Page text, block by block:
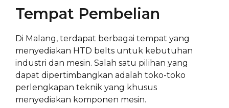
Tempat Pembelian
Di Malang, terdapat berbagai tempat yang
menyediakan HTD belts untuk kebutuhan
industri dan mesin. Salah satu pilihan yang
dapat dipertimbangkan adalah toko-toko
perlengkapan teknik yang khusus
menyediakan komponen mesin.